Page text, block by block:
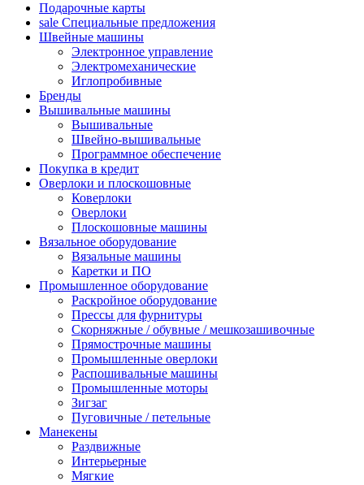
Подарочные карты
sale Специальные предложения
Швейные машины
Электронное управление
Электромеханические
Иглопробивные
Бренды
Вышивальные машины
Вышивальные
Швейно-вышивальные
Программное обеспечение
Покупка в кредит
Оверлоки и плоскошовные
Коверлоки
Оверлоки
Плоскошовные машины
Вязальное оборудование
Вязальные машины
Каретки и ПО
Промышленное оборудование
Раскройное оборудование
Прессы для фурнитуры
Скорняжные / обувные / мешкозашивочные
Прямострочные машины
Промышленные оверлоки
Распошивальные машины
Промышленные моторы
Зигзаг
Пуговичные / петельные
Манекены
Раздвижные
Интерьерные
Мягкие